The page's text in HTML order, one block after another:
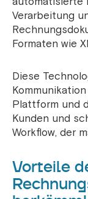
Verarbeitung
Formaten wie
Diese
Plattform und
Kunden und
Workflow, der
Vorteile